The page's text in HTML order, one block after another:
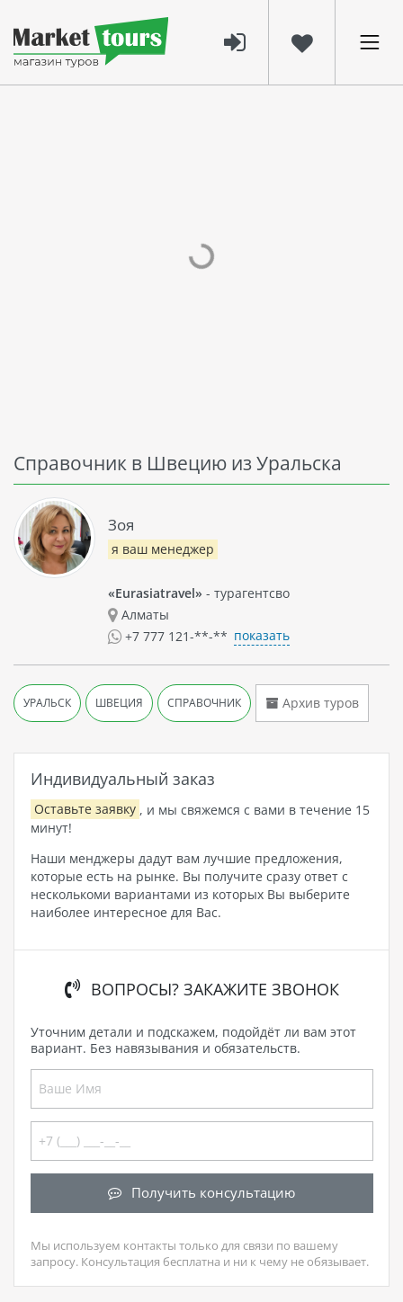
Справочник в Швецию из Уральска
Индивидуальный заказ
Оставьте заявку , и мы свяжемся с вами в течение 15
минут!
Наши менджеры дадут вам лучшие предложения,
которые есть на рынке. Вы получите сразу ответ с
несколькоми вариантами из которых Вы выберите
наиболее интересное для Вас.
ВОПРОСЫ? ЗАКАЖИТЕ ЗВОНОК
Уточним детали и подскажем, подойдёт ли вам этот
вариант. Без навязывания и обязательств.
Получить консультацию
Мы используем контакты только для связи по вашему
запросу. Консультация бесплатна и ни к чему не обязывает.
Зоя
я ваш менеджер
«Eurasiatravel» - турагентсво
Алматы
+7 777 121-**-** показать
УРАЛЬСК ШВЕЦИЯ СПРАВОЧНИК Архив туров